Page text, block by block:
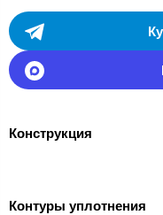
Конструкция
Контуры уплотнения